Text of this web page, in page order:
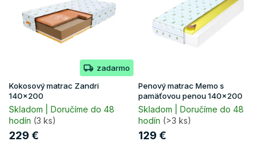
u
k
t
o
v
zadarmo
Kokosový matrac Zandri
140x200
Skladom | Doručíme do 48
hodín (3 ks)
229 €
Penový matrac Memo s
pamäťovou penou 140x200
Skladom | Doručíme do 48
hodín (>3 ks)
129 €